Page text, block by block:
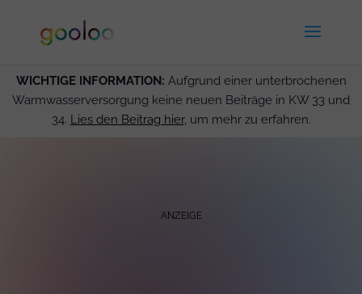
WICHTIGE INFORMATION: Aufgrund einer unterbrochenen
Warmwasserversorgung keine neuen Beiträge in KW 33 und
34. Lies den Beitrag hier, um mehr zu erfahren.